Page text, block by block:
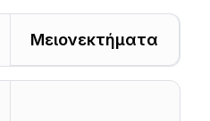
Μειονεκτήματα